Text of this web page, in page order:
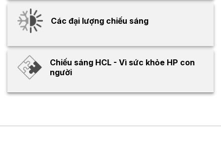
Các đại lượng chiếu sáng
Chiếu sáng HCL - Vì sức khỏe HP con
người